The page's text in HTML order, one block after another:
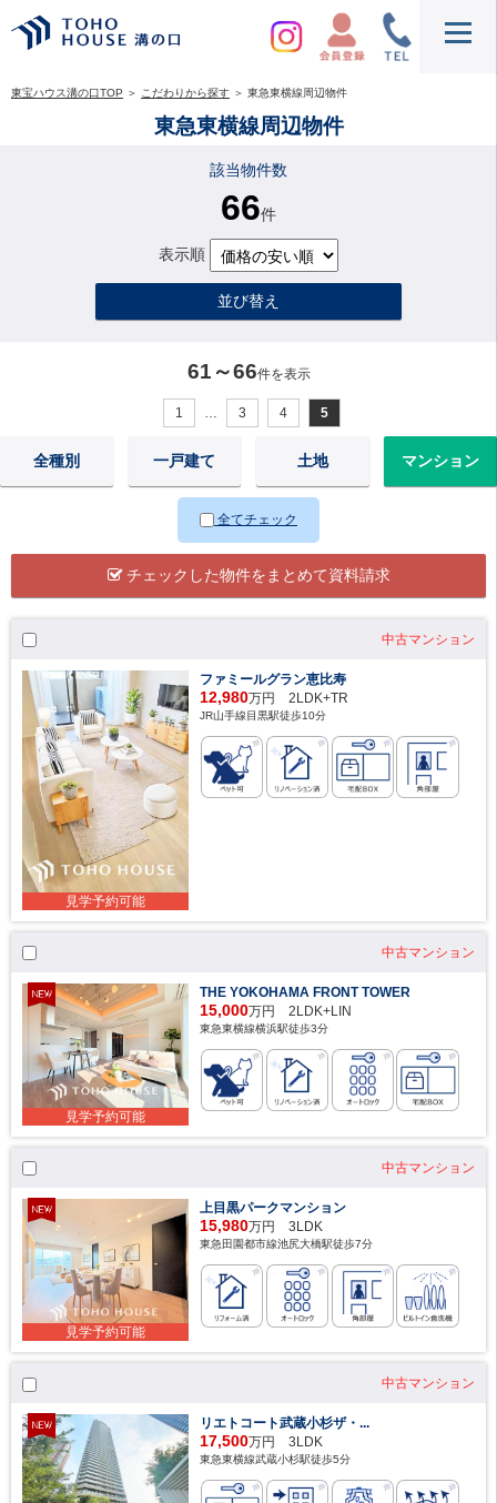
東宝ハウス溝の口TOP ＞ こだわりから探す ＞ 東急東横線周辺物件
東急東横線周辺物件
該当物件数
66件
表示順
並び替え
61～66件を表示
1 … 3 4 5
全種別 一戸建て 土地 マンション
全てチェック
チェックした物件をまとめて資料請求
中古マンション
見学予約可能
ファミールグラン恵比寿
12,980万円 2LDK+TR
JR山手線目黒駅徒歩10分
中古マンション
見学予約可能
THE YOKOHAMA FRONT TOWER
15,000万円 2LDK+LIN
東急東横線横浜駅徒歩3分
中古マンション
見学予約可能
上目黒パークマンション
15,980万円 3LDK
東急田園都市線池尻大橋駅徒歩7分
中古マンション
リエトコート武蔵小杉ザ・...
17,500万円 3LDK
東急東横線武蔵小杉駅徒歩5分